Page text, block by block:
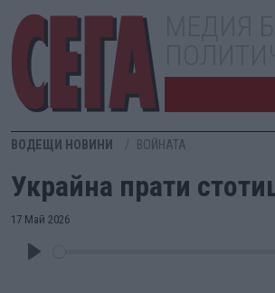
ВОДЕЩИ НОВИНИ ВОЙНАТА
Украйна прати
17 Май 2026